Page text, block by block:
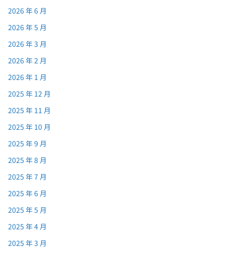
2026 年 6 月
2026 年 5 月
2026 年 3 月
2026 年 2 月
2026 年 1 月
2025 年 12 月
2025 年 11 月
2025 年 10 月
2025 年 9 月
2025 年 8 月
2025 年 7 月
2025 年 6 月
2025 年 5 月
2025 年 4 月
2025 年 3 月